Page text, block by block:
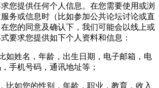
您提供任何个人信息。在您需要使用或浏
务或信息时（比如参加公共论坛讨论或直
您的同意及确认下，我们可能会以线上或
要求您提供如下个人资料和信息：
姓名，年龄，出生日期，电子邮箱，电
手机号码，通讯地址等；
如您的性别，年龄，职业，教育，收入